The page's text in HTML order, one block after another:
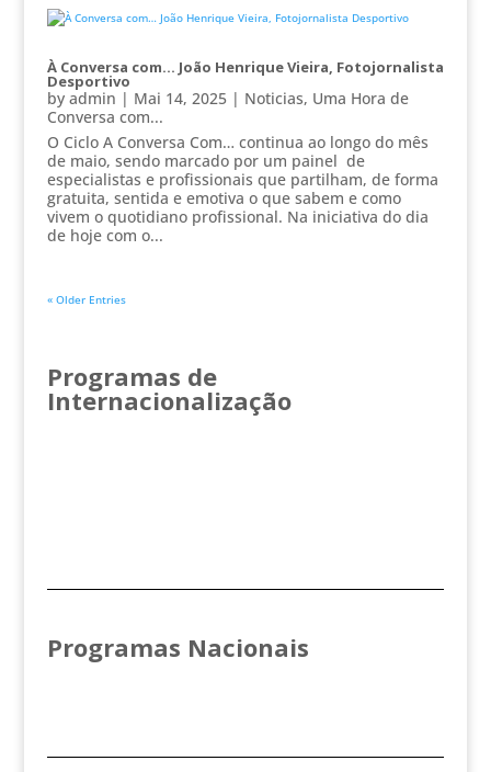
À Conversa com… João Henrique Vieira, Fotojornalista
Desportivo
by admin | Mai 14, 2025| Noticias, Uma Hora de
Conversa com...
O Ciclo A Conversa Com… continua ao longo do mês
de maio, sendo marcado por um painel de
especialistas e profissionais que partilham, de forma
gratuita, sentida e emotiva o que sabem e como
vivem o quotidiano profissional. Na iniciativa do dia
de hoje com o...
« Older Entries
Programas de
Internacionalização
Programas Nacionais